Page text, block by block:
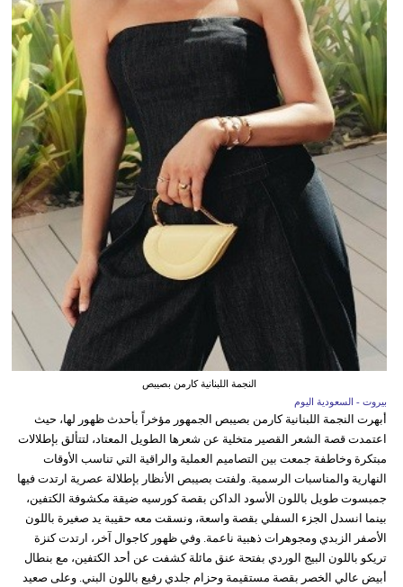
النجمة اللبنانية كارمن بصيبص
بيروت - السعودية اليوم
أبهرت النجمة اللبنانية كارمن بصيبص الجمهور مؤخراً بأحدث ظهور لها، حيث
اعتمدت قصة الشعر القصير متخلية عن شعرها الطويل المعتاد، لتتألق بإطلالات
مبتكرة وخاطفة جمعت بين التصاميم العملية والراقية التي تناسب الأوقات
النهارية والمناسبات الرسمية. ولفتت بصيبص الأنظار بإطلالة عصرية ارتدت فيها
جمبسوت طويل باللون الأسود الداكن بقصة كورسيه ضيقة مكشوفة الكتفين،
بينما انسدل الجزء السفلي بقصة واسعة، ونسقت معه حقيبة يد صغيرة باللون
الأصفر الزبدي ومجوهرات ذهبية ناعمة. وفي ظهور كاجوال آخر، ارتدت كنزة
تريكو باللون البيج الوردي بفتحة عنق مائلة كشفت عن أحد الكتفين، مع بنطال
أبيض عالي الخصر بقصة مستقيمة وحزام جلدي رفيع باللون البني. وعلى صعيد